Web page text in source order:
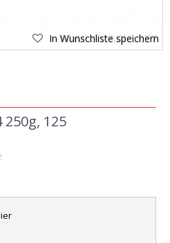
In Wunschliste speichern
250g, 125